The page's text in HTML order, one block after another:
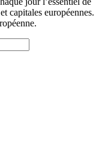
capitales européennes.